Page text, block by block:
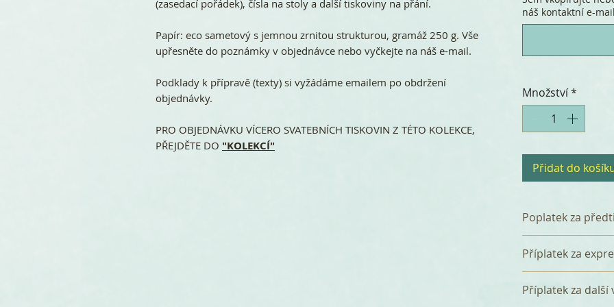
(zasedací pořádek), čísla na stoly a další tiskoviny na přání.
Papír: eco sametový s jemnou zrnitou strukturou, gramáž 250 g. Vše
upřesněte do poznámky v objednávce nebo vyčkejte na náš e-mail.
Podklady k přípravě (texty) si vyžádáme emailem po obdržení
objednávky.
PRO OBJEDNÁVKU VÍCERO SVATEBNÍCH TISKOVIN Z TÉTO KOLEKCE,
PŘEJDĚTE DO "KOLEKCÍ"
náš kontaktní e-
Množství*
Přidat do
Poplatek za
poplatek 360 Kč
který zahrnuje
a tři korektury.
Příplatek za
dnů bez
Příplatek za další